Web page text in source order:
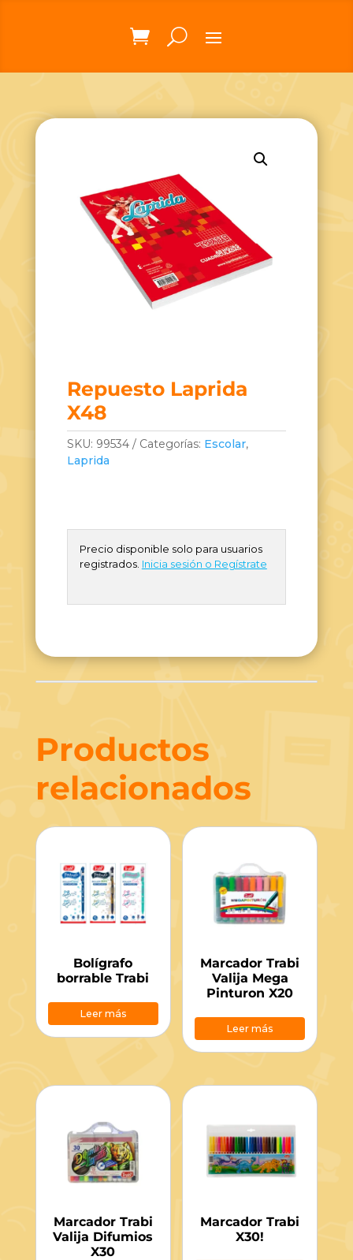
Repuesto Laprida
X48
SKU: 99534 Categorías: Escolar,
Laprida
Precio disponible solo para usuarios
registrados. Inicia sesión o Regístrate
Productos
relacionados
Bolígrafo
borrable Trabi
Leer más
Marcador Trabi
Valija Mega
Pinturon X20
Leer más
Marcador Trabi
Valija Difumios
X30
Marcador Trabi
X30!